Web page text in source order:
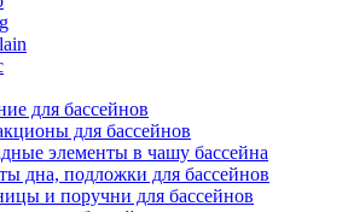
для бассейнов
для бассейнов
элементы в чашу бассейна
дна, подложки для бассейнов
и поручни для бассейнов